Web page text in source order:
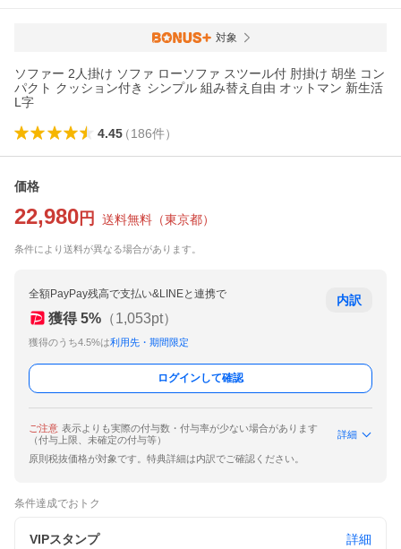
対象
ソファー 2人掛け ソファ ローソファ スツール付 肘掛け 胡坐 コン
パクト クッション付き シンプル 組み替え自由 オットマン 新生活
L字
4.45（186件）
価格
22,980 円 送料無料 （東京都）
条件により送料が異なる場合があります。
全額PayPay残高で支払い&LINEと連携で
獲得 5% （1,053pt）
獲得のうち4.5%は利用先・期間限定
内訳
ログインして確認
ご注意 表示よりも実際の付与数・付与率が少ない場合があります
（付与上限、未確定の付与等）
詳細
原則税抜価格が対象です。特典詳細は内訳でご確認ください。
条件達成でおトク
VIPスタンプ
詳細